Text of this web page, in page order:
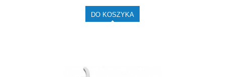
DO KOSZYKA